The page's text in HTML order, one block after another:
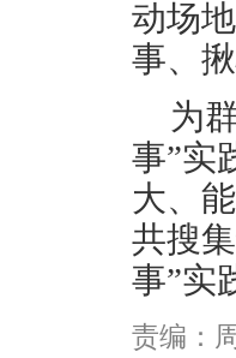
动场
事、
为
事”实
大、
共搜
事”实
责编：